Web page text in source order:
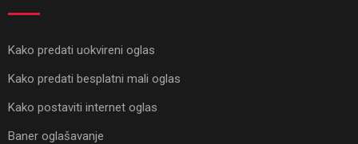
Kako predati uokvireni oglas
Kako predati besplatni mali oglas
Kako postaviti internet oglas
Baner oglašavanje